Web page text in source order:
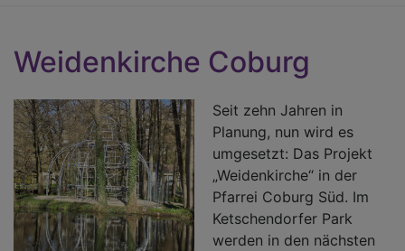
Weidenkirche Coburg
Seit zehn Jahren in
Planung, nun wird es
umgesetzt: Das Projekt
„Weidenkirche“ in der
Pfarrei Coburg Süd. Im
Ketschendorfer Park
werden in den nächsten